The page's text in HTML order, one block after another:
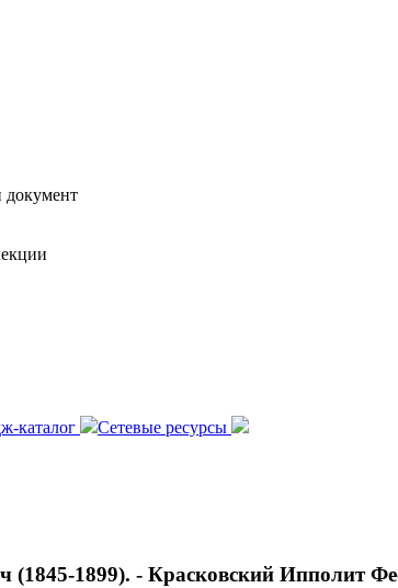
документ
каталог
Сетевые ресурсы
1899). - Красковский Ипполит